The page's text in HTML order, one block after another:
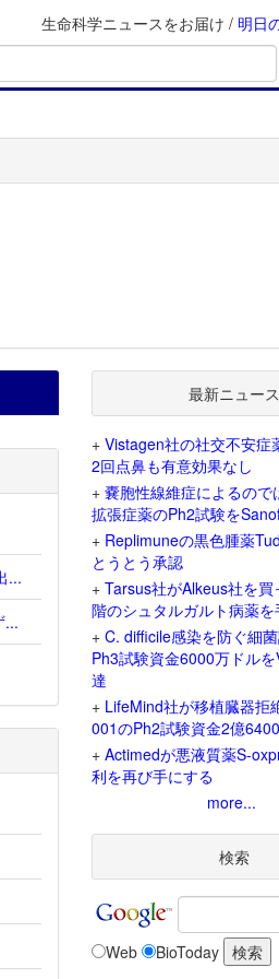
生命科学ニュースをお届け / 明日
...
...
最新ニュース
+ Vistagen社の社交不安症
2回点鼻も有意効果なし
+ 嚢胞性線維症によるので
拡張症薬のPh2試験を
+ Replimuneの黒色腫薬
とうとう承認
+ Tarsus社がAlkeus社を
階のシュタルガルト病薬を
+ C. difficile感染を防ぐ細
Ph3試験資金6000万ドル
達
+ LifeMind社が移植臓器拒
001のPh2試験資金2億
+ Actimedが悪液質薬S-
利を再び手にする
more...
検索
Web BioToday